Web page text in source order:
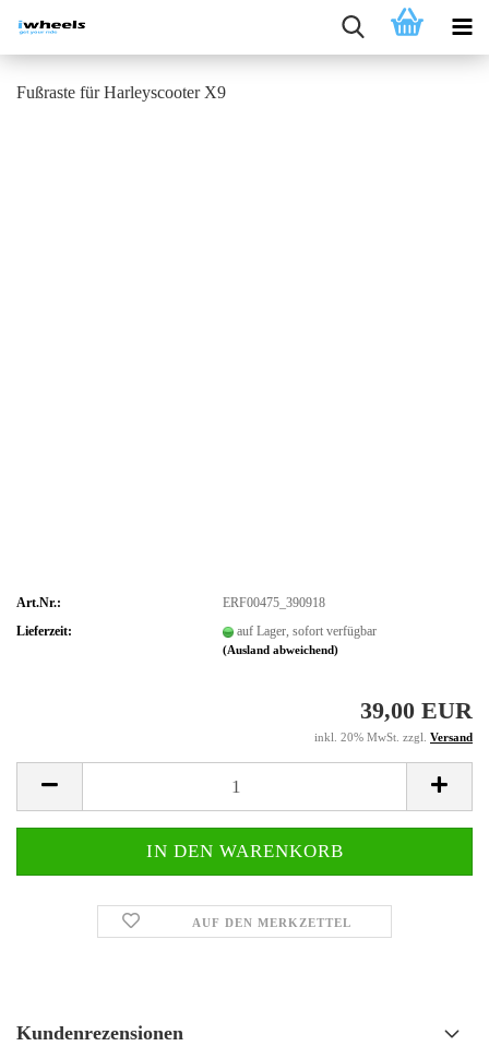
Fußraste für Harleyscooter X9
Art.Nr.:
ERF00475_390918
Lieferzeit:
auf Lager, sofort verfügbar
(Ausland abweichend)
39,00 EUR
inkl. 20% MwSt. zzgl. Versand
AUF DEN MERKZETTEL
Kundenrezensionen